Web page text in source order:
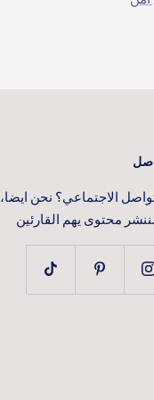
الاجتماعي؟ نحن ايضا،
محتوى يهم القارئين